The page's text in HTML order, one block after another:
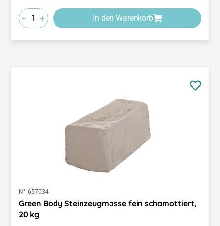
- + In den Warenkorb
N°: 657034
Green Body Steinzeugmasse fein schamottiert,
20 kg